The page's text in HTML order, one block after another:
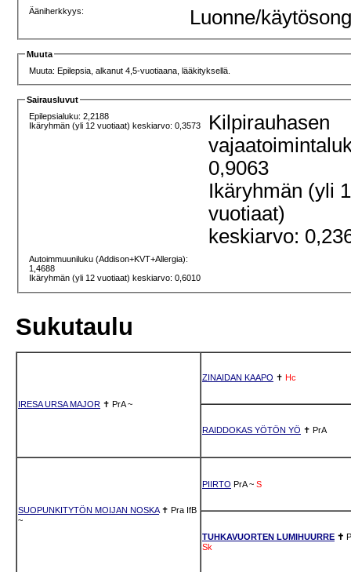
Ääniherkkyys: Luonne/
Muuta
Muuta: Epilepsia, alkanut 4,5-vuotiaana, lääkityksellä.
Sairausluvut
Epilepsialuku: 2,2188
Ikäryhmän (yli 12 vuotiaat) keskiarvo: 0,3573
Kilpirauhasen
0,9063
Ikäryhmän (yli
vuotiaat)
keskiarvo:
Autoimmuuniluku (Addison+KVT+Allergia):
1,4688
Ikäryhmän (yli 12 vuotiaat) keskiarvo: 0,6010
Sukutaulu
IRESA URSA MAJOR ✝ PrA ~
ZINAIDAN KAAPO ✝ Hc
RAIDDOKAS YÖTÖN YÖ ✝ PrA
SUOPUNKITYTÖN MOIJAN NOSKA✝ Pra IfB
~
PIIRTO PrA ~ S
TUHKAVUORTEN LUMIHUURRE ✝
Sk